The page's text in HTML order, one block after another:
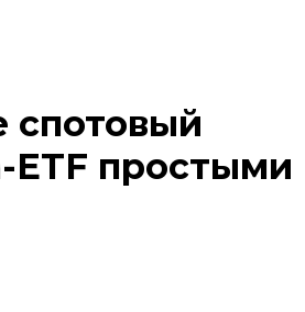
спотовый
ETF простыми